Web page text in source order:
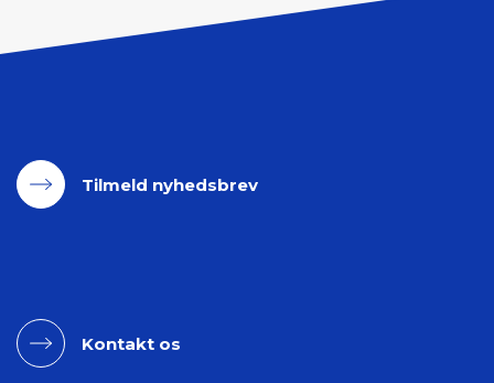
Tilmeld nyhedsbrev
Kontakt os